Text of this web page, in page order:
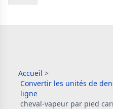
Accueil >
Convertir les unités de
ligne
cheval-vapeur par pied